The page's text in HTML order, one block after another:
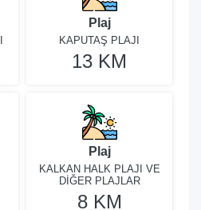
Plaj
KAPUTAŞ PLAJI
13 KM
Plaj
KALKAN HALK PLAJI VE
DİĞER PLAJLAR
8 KM